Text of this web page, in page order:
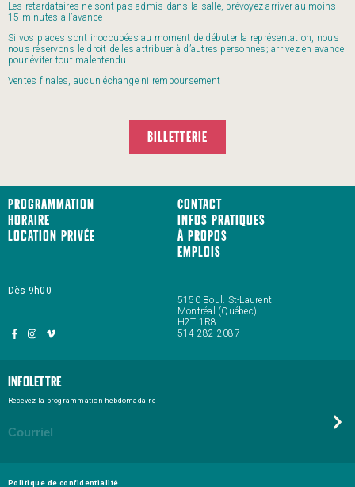
Les retardataires ne sont pas admis dans la salle, prévoyez arriver au moins
15 minutes à l’avance
Si vos places sont inoccupées au moment de débuter la représentation, nous
nous réservons le droit de les attribuer à d’autres personnes; arrivez en avance
pour éviter tout malentendu
Ventes finales, aucun échange ni remboursement
BILLETTERIE
Programmation
Horaire
Location privée
Contact
Infos pratiques
À propos
Emplois
5150 Boul. St-Laurent
Montréal (Québec)
H2T 1R8
514 282 2087
Dès 9h00
Infolettre
Recevez la programmation hebdomadaire
Politique de confidentialité